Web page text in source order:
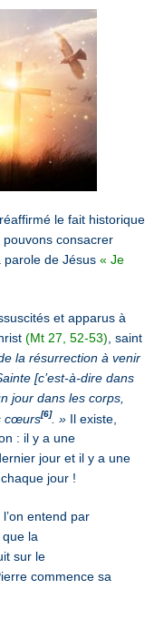
le fait historique
consacrer
parole de Jésus « Je
et apparus à
(Mt 27, 52-53) , saint
la résurrection à venir
[c’est-à-dire dans
jour dans les corps,
cœurs[6]. » Il existe,
: il y a une
jour et il y a une
jour !
entend par
la
sur le
commence sa